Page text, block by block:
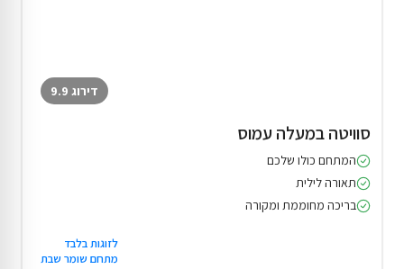
דירוג 9.9
סוויטה במעלה עמוס
המתחם כולו שלכם
תאורה לילית
בריכה מחוממת ומקורה
לזוגות בלבד
מתחם שומר שבת